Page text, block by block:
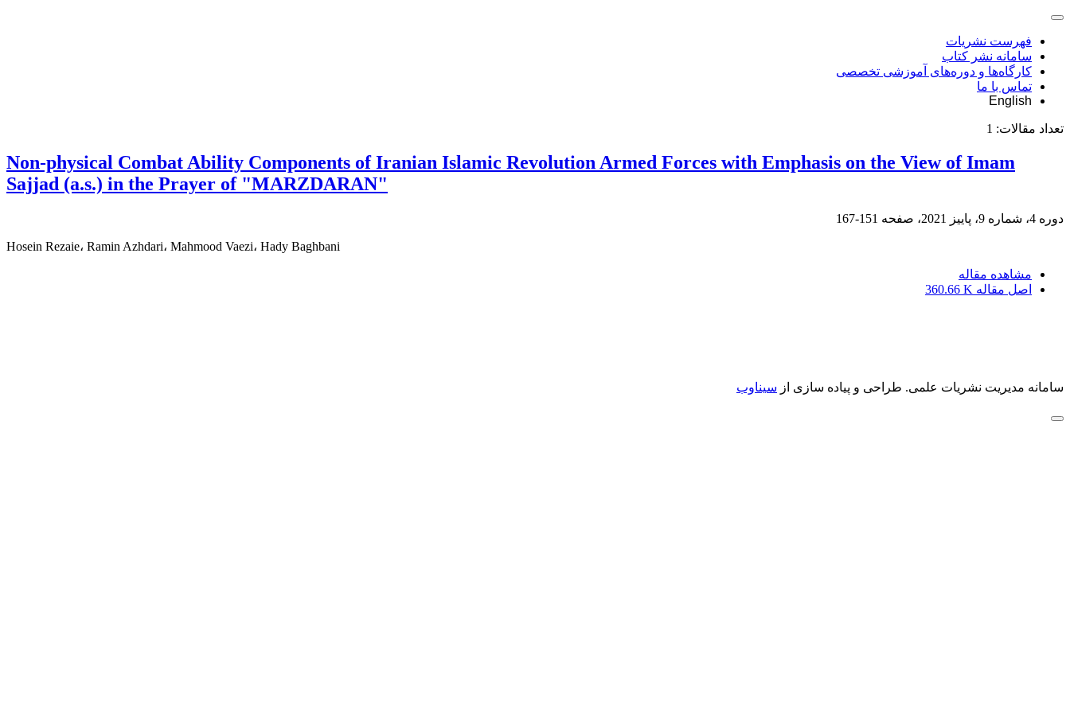
فهرست نشریات
سامانه نشر کتاب
کارگاه‌ها و دوره‌های آموزشی تخصصی
تماس با ما
English
تعداد مقالات: 1
Non-physical Combat Ability Components of Iranian Islamic Revolution Armed Forces with Emphasis on the View of Imam
Sajjad (a.s.) in the Prayer of "MARZDARAN"
دوره 4، شماره 9، پاییز 2021، صفحه 151-167
Hosein Rezaie، Ramin Azhdari، Mahmood Vaezi، Hady Baghbani
مشاهده مقاله
اصل مقاله 360.66 K
سامانه مدیریت نشریات علمی. طراحی و پیاده سازی از سیناوب